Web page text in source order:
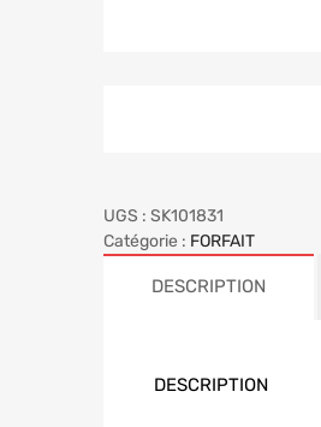
UGS : SK101831
Catégorie : FORFAIT
DESCRIPTION
DESCRIPTION